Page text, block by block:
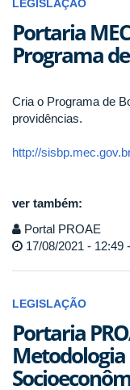
LEGISLAÇÃO
Portaria
Programa
Cria o Programa de
providências.
http://
ver também:
Portal PROAE
17/08/2021 - 12:49
LEGISLAÇÃO
Portaria
Metodologia